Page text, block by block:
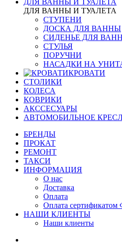
ДЛЯ ВАННЫ И ТУАЛЕТА
ДЛЯ ВАННЫ И ТУАЛЕТА
СТУПЕНИ
ДОСКА ДЛЯ ВАННЫ
СИДЕНЬЕ ДЛЯ
СТУЛЬЯ
ПОРУЧНИ
НАСАДКИ НА
КРОВАТИ
СТОЛИКИ
КОЛЕСА
КОВРИКИ
АКССЕСУАРЫ
АВТОМОБИЛЬНОЕ
БРЕНДЫ
ПРОКАТ
РЕМОНТ
ТАКСИ
ИНФОРМАЦИЯ
О нас
Доставка
Оплата
Оплата
НАШИ КЛИЕНТЫ
Наши клиенты